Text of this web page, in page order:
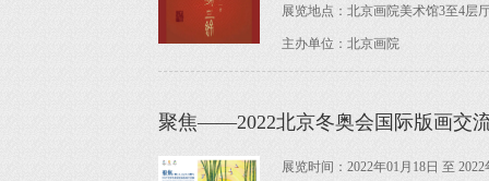
展览地点：北京画院美术馆3至4层
主办单位：北京画院
聚焦——2022北京冬奥会国际版画交
展览时间：2022年01月18日 至 2022